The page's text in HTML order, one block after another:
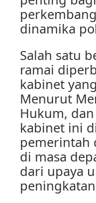
dinamika
Salah satu
ramai
kabinet
Menurut
Hukum,
kabinet ini
pemerintah
di masa
dari upaya